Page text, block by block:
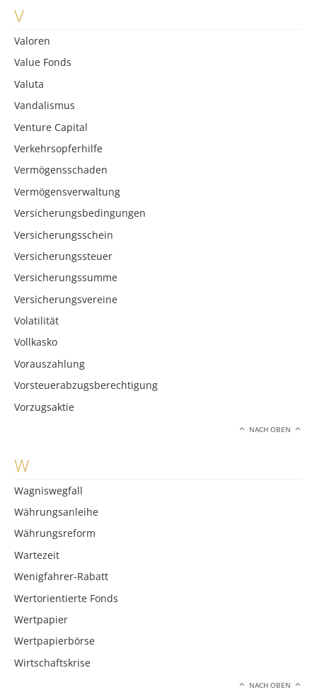
V
Valoren
Value Fonds
Valuta
Vandalismus
Venture Capital
Verkehrsopferhilfe
Vermögensschaden
Vermögensverwaltung
Versicherungsbedingungen
Versicherungsschein
Versicherungssteuer
Versicherungssumme
Versicherungsvereine
Volatilität
Vollkasko
Vorauszahlung
Vorsteuerabzugsberechtigung
Vorzugsaktie
NACH OBEN
W
Wagniswegfall
Währungsanleihe
Währungsreform
Wartezeit
Wenigfahrer-Rabatt
Wertorientierte Fonds
Wertpapier
Wertpapierbörse
Wirtschaftskrise
NACH OBEN